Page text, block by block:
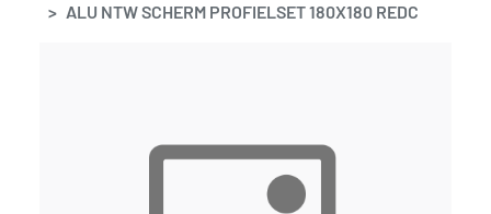
ALU NTW SCHERM PROFIELSET 180X180 REDC